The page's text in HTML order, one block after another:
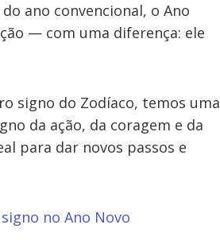
ano convencional, o Ano
— com uma diferença: ele
signo do Zodíaco, temos uma
da ação, da coragem e da
para dar novos passos e
no Ano Novo